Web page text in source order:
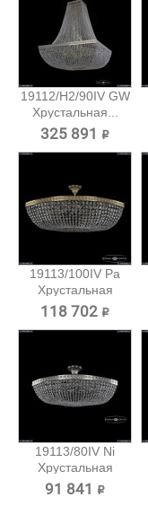
19112/H2/90IV GW
Хрустальная...
325 891 ₽
19113/100IV Pa
Хрустальная
потолочная...
118 702 ₽
19113/80IV Ni
Хрустальная
потолочная...
91 841 ₽